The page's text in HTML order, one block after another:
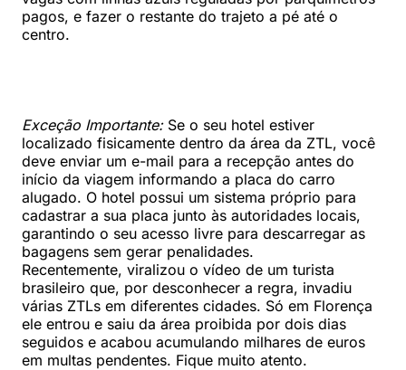
pagos, e fazer o restante do trajeto a pé até o
centro.
Exceção Importante:Se o seu hotel estiver
localizado fisicamente dentro da área da ZTL, você
deve enviar um e-mail para a recepção antes do
início da viagem informando a placa do carro
alugado. O hotel possui um sistema próprio para
cadastrar a sua placa junto às autoridades locais,
garantindo o seu acesso livre para descarregar as
bagagens sem gerar penalidades.
Recentemente, viralizou o vídeo de um turista
brasileiro que, por desconhecer a regra, invadiu
várias ZTLs em diferentes cidades. Só em Florença
ele entrou e saiu da área proibida por dois dias
seguidos e acabou acumulando milhares de euros
em multas pendentes. Fique muito atento.